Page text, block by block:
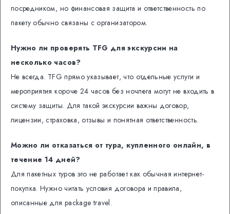
посредником, но финансовая защита и ответственность по
пакету обычно связаны с организатором.
Нужно ли проверять TFG для экскурсии на
несколько часов?
Не всегда. TFG прямо указывает, что отдельные услуги и
мероприятия короче 24 часов без ночлега могут не входить в
систему защиты. Для такой экскурсии важны договор,
лицензии, страховка, отзывы и понятная ответственность.
Можно ли отказаться от тура, купленного онлайн, в
течение 14 дней?
Для пакетных туров это не работает как обычная интернет-
покупка. Нужно читать условия договора и правила,
описанные для package travel.